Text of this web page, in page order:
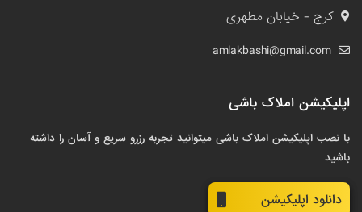
کرج - خیابان مطهری
amlakbashi@gmail.com
اپلیکیشن املاک باشی
با نصب اپلیکیشن املاک باشی میتوانید تجربه رزرو سریع و آسان را داشته
باشید
دانلود اپلیکیشن